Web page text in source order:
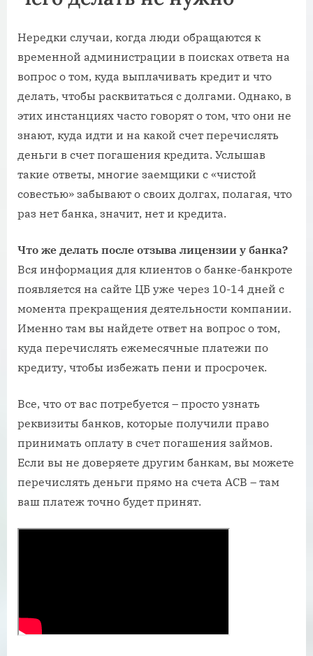
Нередки случаи, когда люди обращаются к
временной администрации в поисках ответа на
вопрос о том, куда выплачивать кредит и что
делать, чтобы расквитаться с долгами. Однако, в
этих инстанциях часто говорят о том, что они не
знают, куда идти и на какой счет перечислять
деньги в счет погашения кредита. Услышав
такие ответы, многие заемщики с «чистой
совестью» забывают о своих долгах, полагая, что
раз нет банка, значит, нет и кредита.
Что же делать после отзыва лицензии у банка?
Вся информация для клиентов о банке-банкроте
появляется на сайте ЦБ уже через 10-14 дней с
момента прекращения деятельности компании.
Именно там вы найдете ответ на вопрос о том,
куда перечислять ежемесячные платежи по
кредиту, чтобы избежать пени и просрочек.
Все, что от вас потребуется – просто узнать
реквизиты банков, которые получили право
принимать оплату в счет погашения займов.
Если вы не доверяете другим банкам, вы можете
перечислять деньги прямо на счета АСВ – там
ваш платеж точно будет принят.